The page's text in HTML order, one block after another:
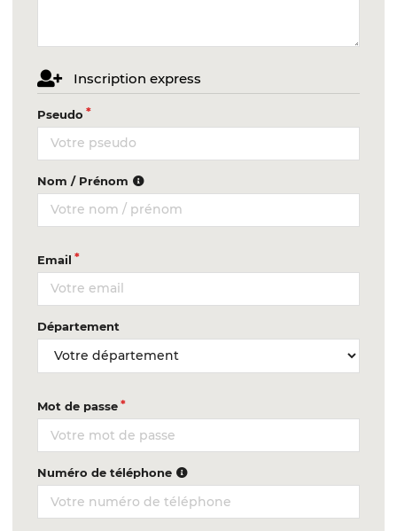
Inscription express
Pseudo
Nom / Prénom
Email
Département
Mot de passe
Numéro de téléphone